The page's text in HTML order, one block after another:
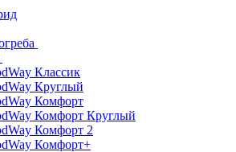
Классик
Круглый
Комфорт
Комфорт Круглый
Комфорт 2
Комфорт+